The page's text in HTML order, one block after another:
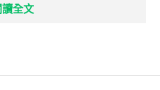
讀全文